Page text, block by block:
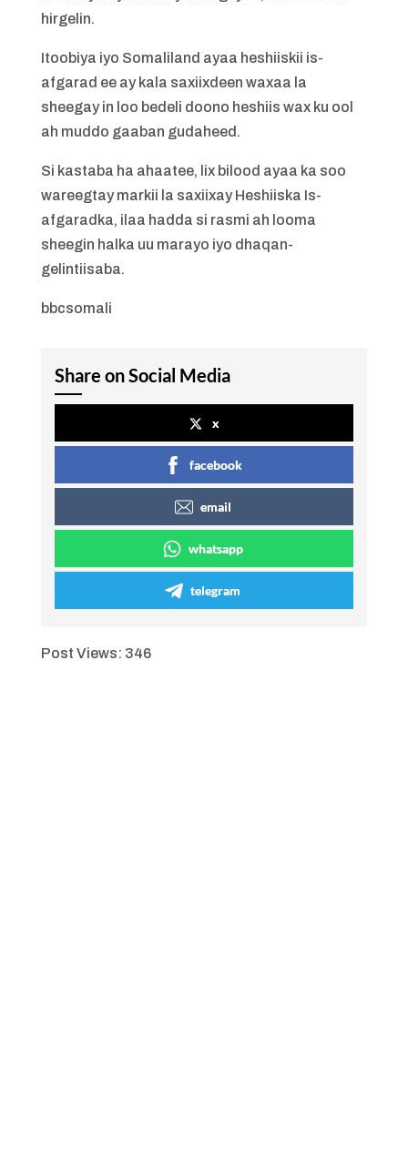
hirgelin.
Itoobiya iyo Somaliland ayaa heshiiskii is-
afgarad ee ay kala saxiixdeen waxaa la
sheegay in loo bedeli doono heshiis wax ku ool
ah muddo gaaban gudaheed.
Si kastaba ha ahaatee, lix bilood ayaa ka soo
wareegtay markii la saxiixay Heshiiska Is-
afgaradka, ilaa hadda si rasmi ah looma
sheegin halka uu marayo iyo dhaqan-
gelintiisaba.
bbcsomali
Share on Social Media
x
facebook
email
whatsapp
telegram
Post Views: 346